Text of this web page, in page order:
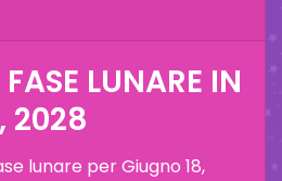
LUNARE IN
2028
lunare perGiugno 18,